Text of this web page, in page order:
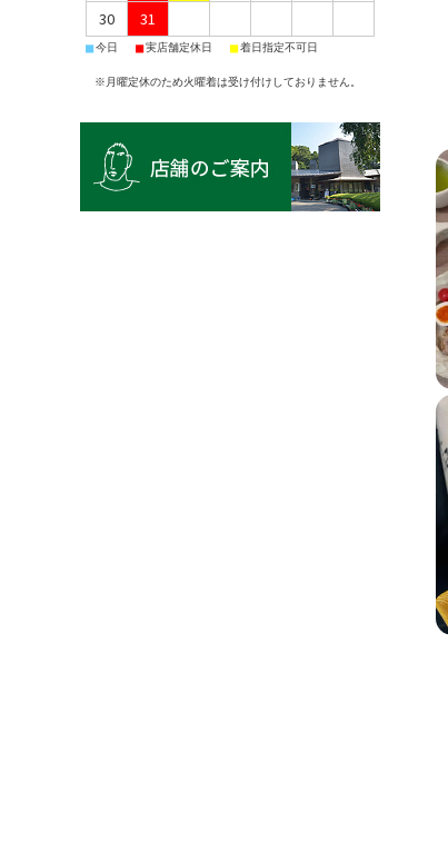
30
31
■今日 ■実店舗定休日 ■着日指定不可日
※月曜定休のため火曜着は受け付けしておりません。